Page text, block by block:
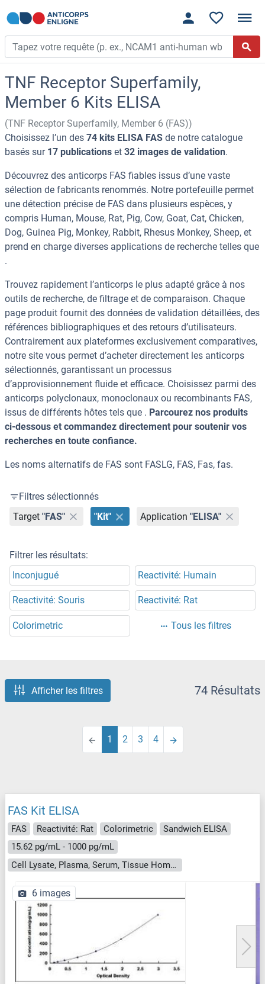
TNF Receptor Superfamily,
Member 6 Kits ELISA
(TNF Receptor Superfamily, Member 6 (FAS))
Choisissez l’un des 74 kits ELISA FAS de notre catalogue
basés sur 17 publications et 32 images de validation.
Découvrez des anticorps FAS fiables issus d’une vaste
sélection de fabricants renommés. Notre portefeuille permet
une détection précise de FAS dans plusieurs espèces, y
compris Human, Mouse, Rat, Pig, Cow, Goat, Cat, Chicken,
Dog, Guinea Pig, Monkey, Rabbit, Rhesus Monkey, Sheep, et
prend en charge diverses applications de recherche telles que
.
Trouvez rapidement l’anticorps le plus adapté grâce à nos
outils de recherche, de filtrage et de comparaison. Chaque
page produit fournit des données de validation détaillées, des
références bibliographiques et des retours d’utilisateurs.
Contrairement aux plateformes exclusivement comparatives,
notre site vous permet d’acheter directement les anticorps
sélectionnés, garantissant un processus
d’approvisionnement fluide et efficace. Choisissez parmi des
anticorps polyclonaux, monoclonaux ou recombinants FAS,
issus de différents hôtes tels que . Parcourez nos produits
ci-dessous et commandez directement pour soutenir vos
recherches en toute confiance.
Les noms alternatifs de FAS sont FASLG, FAS, Fas, fas.
Filtres sélectionnés
Target "FAS" "Kit" Application "ELISA"
Filtrer les résultats:
Inconjugué
Reactivité: Humain
Reactivité: Souris Reactivité: Rat
Colorimetric Tous les filtres
Afficher les filtres 74 Résultats
1 2 3 4
FAS Kit ELISA
FAS Reactivité: Rat Colorimetric
Sandwich ELISA
15.62 pg/mL - 1000 pg/mL
Cell Lysate, Plasma, Serum, Tissue Homogenate
6 images